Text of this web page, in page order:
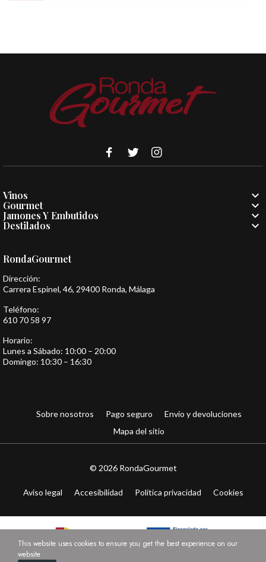
Vinos 
Gourmet 
Jamones Y Embutidos 
Destilados 
RondaGourmet
Dirección:
Carrera Espinel, 46, 29400 Ronda, Málaga
Teléfono:
610 70 58 97
Horario:
Lunes a Sábado: 10:00 – 20:00
Domingo: 10:30 – 16:30
Sobre nosotros Pago seguro
Envio y devoluciones
Mapa del sitio
© 2026 RondaGourmet
Aviso legal Accesibilidad Política privacidad Cookies
This website uses cookies to ensure you get the best experience on our
website